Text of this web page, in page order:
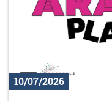
10/07/2026